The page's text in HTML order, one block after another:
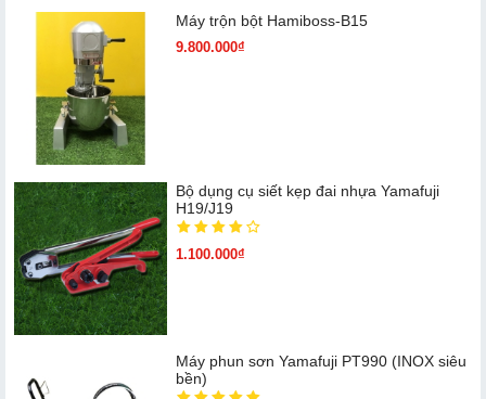
Máy trộn bột Hamiboss-B15
9.800.000₫
Bộ dụng cụ siết kẹp đai nhựa Yamafuji
H19/J19
1.100.000₫
Máy phun sơn Yamafuji PT990 (INOX siêu
bền)